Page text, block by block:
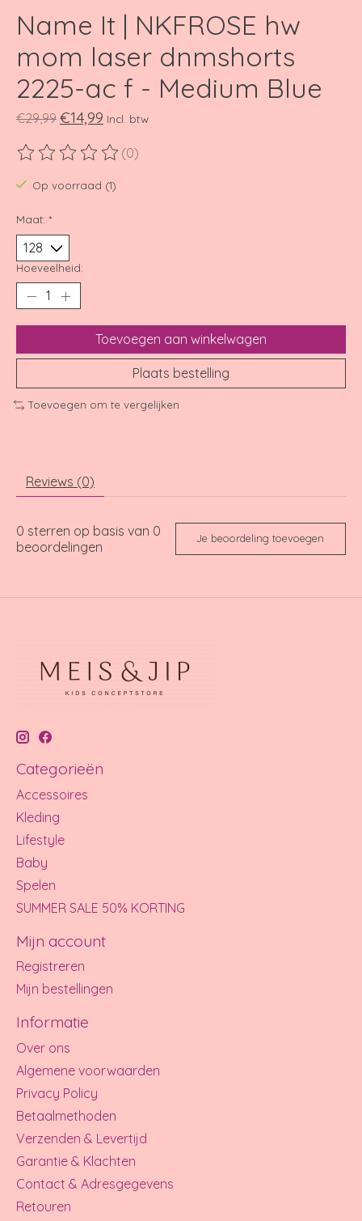
Name It | NKFROSE hw
mom laser dnmshorts
2225-ac f - Medium Blue
€29,99 €14,99 Incl. btw
De beoordeling van dit product is
(0)
Op voorraad (1)
Maat: *
Hoeveelheid:
Toevoegen aan winkelwagen
Plaats bestelling
Toevoegen om te vergelijken
Reviews (0)
0 sterren op basis van 0
beoordelingen
Je beoordeling toevoegen
Categorieën
Accessoires
Kleding
Lifestyle
Baby
Spelen
SUMMER SALE 50% KORTING
Mijn account
Registreren
Mijn bestellingen
Informatie
Over ons
Algemene voorwaarden
Privacy Policy
Betaalmethoden
Verzenden & Levertijd
Garantie & Klachten
Contact & Adresgegevens
Retouren